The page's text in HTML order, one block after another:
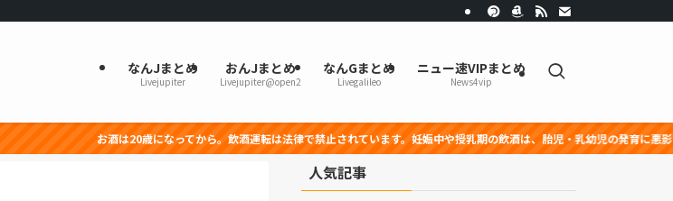
なんJまとめ
Livejupiter
おんJまとめ
Livejupiter@open2
なんGまとめ
Livegalileo
ニュー速VIPまとめ
News4vip
お酒は20歳になってから。飲酒運転は法律で禁止されています。妊娠中や授乳期の飲酒は、胎児・乳幼児の発育に悪影響を与える恐れが
人気記事